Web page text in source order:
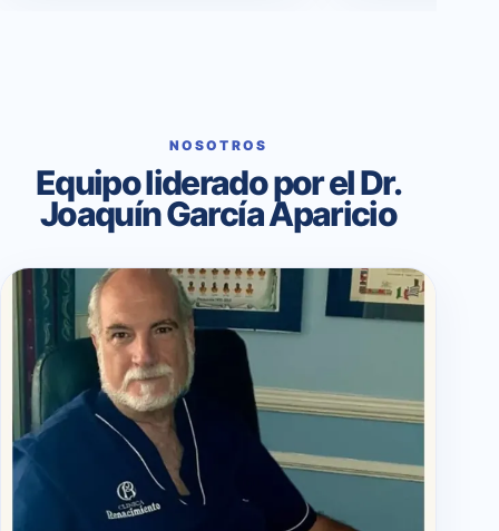
NOSOTROS
Equipo liderado por el Dr.
Joaquín García Aparicio